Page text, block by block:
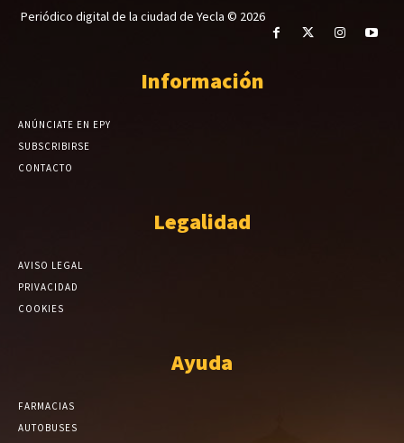
Periódico digital de la ciudad de Yecla © 2026
Información
ANÚNCIATE EN EPY
SUBSCRIBIRSE
CONTACTO
Legalidad
AVISO LEGAL
PRIVACIDAD
COOKIES
Ayuda
FARMACIAS
AUTOBUSES